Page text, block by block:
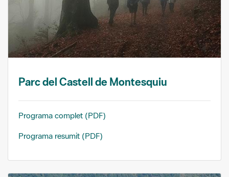
Parc del Castell de Montesquiu
Programa complet (PDF)
Programa resumit (PDF)